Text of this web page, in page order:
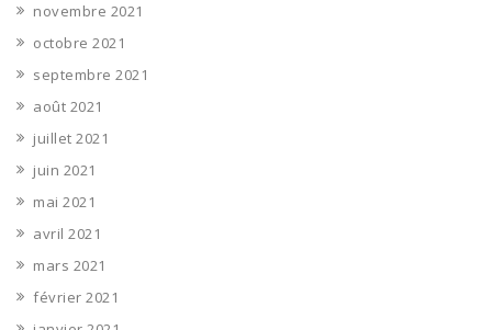
novembre 2021
octobre 2021
septembre 2021
août 2021
juillet 2021
juin 2021
mai 2021
avril 2021
mars 2021
février 2021